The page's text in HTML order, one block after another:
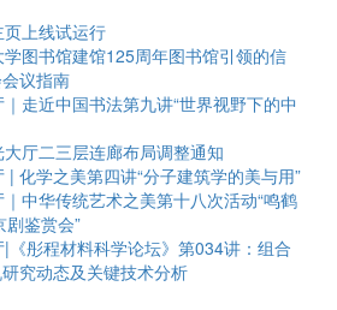
上线试运行
图书馆建馆125周年图书馆引领的信
议指南
走近中国书法第九讲“世界视野下的中
厅二三层连廊布局调整通知
| 化学之美第四讲“分子建筑学的美与用”
中华传统艺术之美第十八次活动“鸣鹤
剧鉴赏会”
《彤程材料科学论坛》第034讲：组合
究动态及关键技术分析